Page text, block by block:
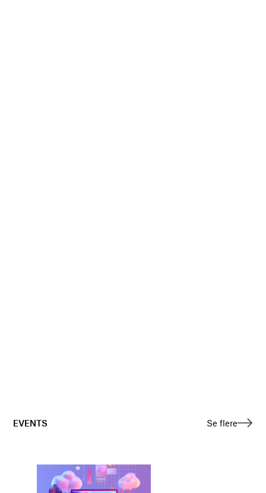
EVENTS Se flere